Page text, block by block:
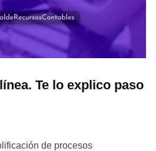
Te lo explico paso
de procesos